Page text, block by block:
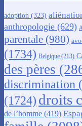
adoption (323)
anthropologie (629)
parentale (980)
(1734) Belgique (213)
des pères
discrimination
(1724) droits
de l’homme (419)